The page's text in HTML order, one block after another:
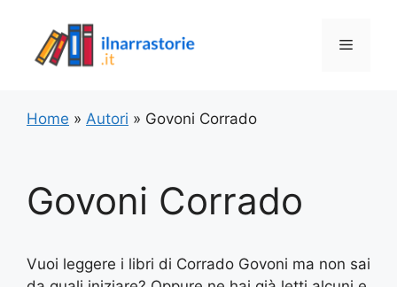
contenuto
Menu
Home » Autori » Govoni Corrado
Govoni Corrado
Vuoi leggere i libri di Corrado Govoni ma non sai